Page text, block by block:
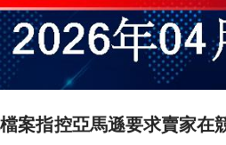
案指控亞馬遜要求賣家在